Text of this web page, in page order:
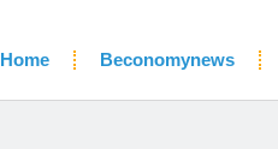
Home Beconomynews